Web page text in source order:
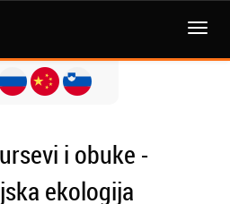
i obuke -
ekologija